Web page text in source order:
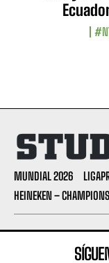
MUNDIAL 2026
HEINEKEN –